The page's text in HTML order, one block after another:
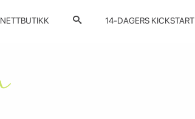
NETTBUTIKK 14-DAGERS KICKSTART